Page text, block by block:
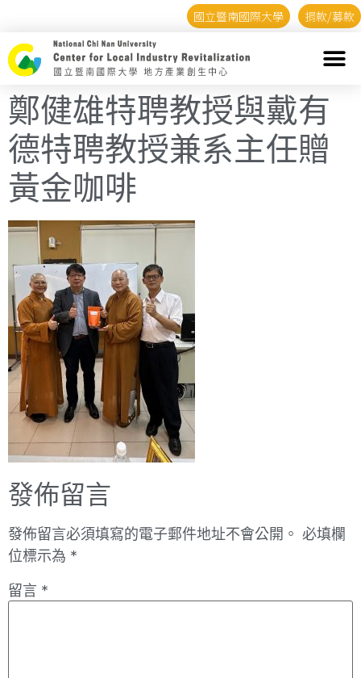
國立暨南國際大學 捐款/募款
鄭健雄特聘教授與戴有
德特聘教授兼系主任贈
黃金咖啡
發佈留言
發佈留言必須填寫的電子郵件地址不會公開。 必填欄
位標示為 *
留言 *